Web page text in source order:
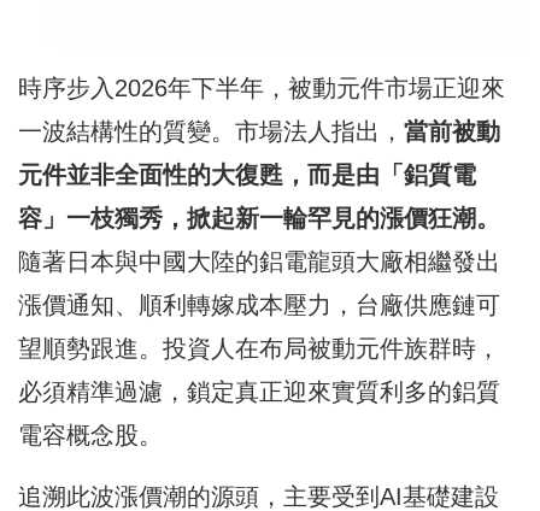
時序步入2026年下半年，被動元件市場正迎來
一波結構性的質變。市場法人指出， 當前被動
元件並非全面性的大復甦，而是由「鋁質電
容」一枝獨秀，掀起新一輪罕見的漲價狂潮。
隨著日本與中國大陸的鋁電龍頭大廠相繼發出
漲價通知、順利轉嫁成本壓力，台廠供應鏈可
望順勢跟進。投資人在布局被動元件族群時，
必須精準過濾，鎖定真正迎來實質利多的鋁質
電容概念股。
追溯此波漲價潮的源頭，主要受到AI基礎建設